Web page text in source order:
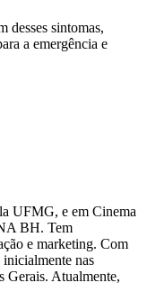
desses sintomas,
a emergência e
UFMG, e em Cinema
BH. Tem
e marketing. Com
nas
Gerais. Atualmente,